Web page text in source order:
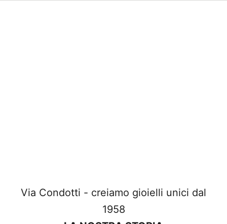
Via Condotti - creiamo gioielli unici dal
1958